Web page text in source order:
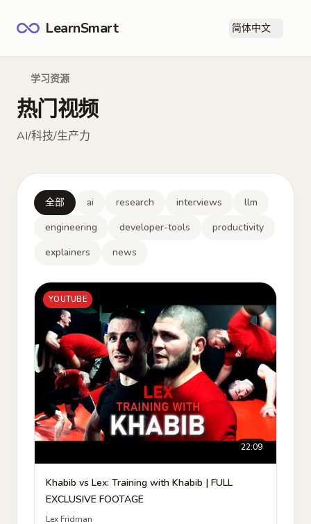
LearnSmart 简体中文
学习资源
热门视频
AI/科技/生产力
全部 ai research interviews
llm
engineering
developer-tools
productivity
explainers
news
YOUTUBE
22:09
Khabib vs Lex: Training with Khabib | FULL
EXCLUSIVE FOOTAGE
Lex Fridman